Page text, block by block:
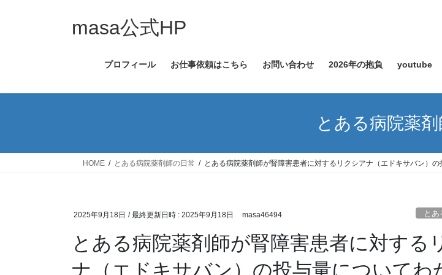
ス
ン
masa公式HP
プロフィール お仕事依頼はこちら お問い合わせ 2026年の抱負 youtube
とある病院薬
HOME とある病院薬剤師の日常 とある病院薬剤師が腎障害患者に対するリクシアナ（エドキサバン）
2025年9月18日 / 最終更新日時 : 2025年9月18日 masa46494 とあ
とある病院薬剤師が腎障害患者に対する
ナ（エドキサバン）の投与量についてわ